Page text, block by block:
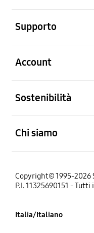
Supporto
Account
Sostenibilità
Chi siamo
Copyright© 1995-2026
P.I. 11325690151 -
Italia/Italiano